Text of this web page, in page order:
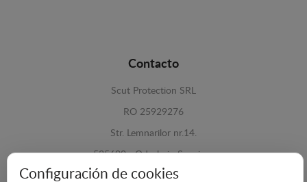
Contacto
Scut Protection SRL
RO 25929276
Str. Lemnarilor nr.14.
535600 - Odorheiu Secuiesc
Harghita, Romania
Configuración de cookies